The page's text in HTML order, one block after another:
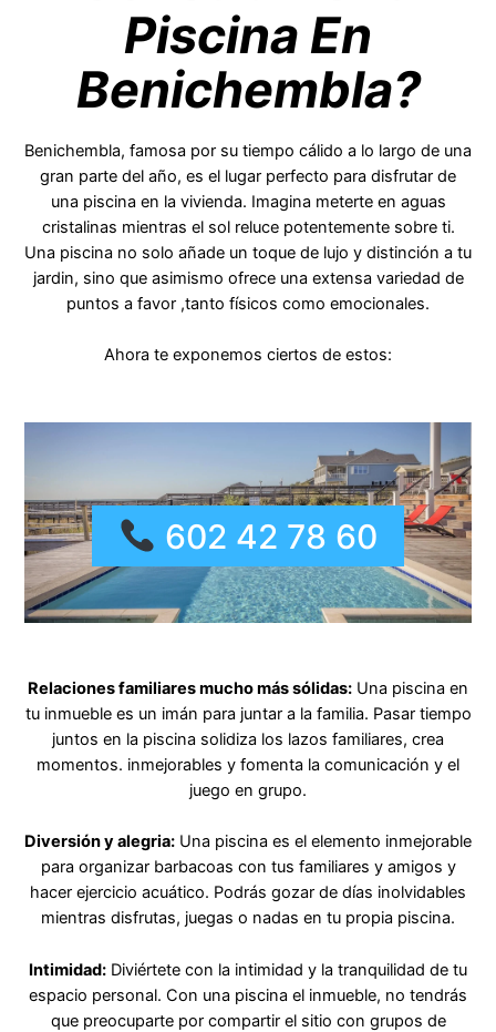
Piscina En
Benichembla?
Benichembla, famosa por su tiempo cálido a lo largo de una
gran parte del año, es el lugar perfecto para disfrutar de
una piscina en la vivienda. Imagina meterte en aguas
cristalinas mientras el sol reluce potentemente sobre ti.
Una piscina no solo añade un toque de lujo y distinción a tu
jardin, sino que asimismo ofrece una extensa variedad de
puntos a favor ,tanto físicos como emocionales.
Ahora te exponemos ciertos de estos:
602 42 78 60
Relaciones familiares mucho más sólidas: Una piscina en
tu inmueble es un imán para juntar a la familia. Pasar tiempo
juntos en la piscina solidiza los lazos familiares, crea
momentos. inmejorables y fomenta la comunicación y el
juego en grupo.
Diversión y alegria: Una piscina es el elemento inmejorable
para organizar barbacoas con tus familiares y amigos y
hacer ejercicio acuático. Podrás gozar de días inolvidables
mientras disfrutas, juegas o nadas en tu propia piscina.
Intimidad: Diviértete con la intimidad y la tranquilidad de tu
espacio personal. Con una piscina el inmueble, no tendrás
que preocuparte por compartir el sitio con grupos de